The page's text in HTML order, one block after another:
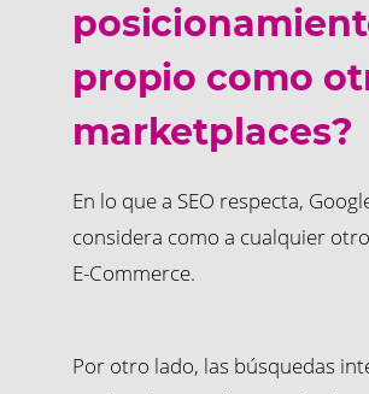
propio como
marketplaces?
En lo que a SEO respecta,
considera como a cualquier
E-Commerce.
Por otro lado, las búsquedas